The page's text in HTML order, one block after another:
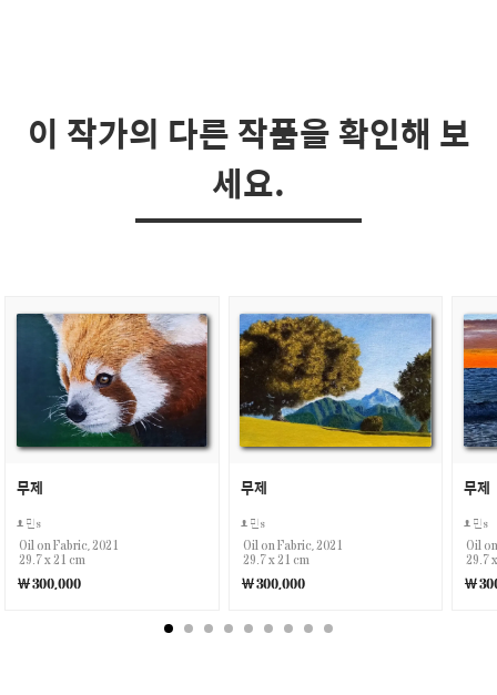
이 작가의 다른 작품을 확인해 보
세요.
무제
민s
Oil on Fabric, 2021
29.7 x 21 cm
￦300,000
무제
민s
Oil on Fabric, 2021
29.7 x 21 cm
￦300,000
무제
민s
Oil
29.7
￦